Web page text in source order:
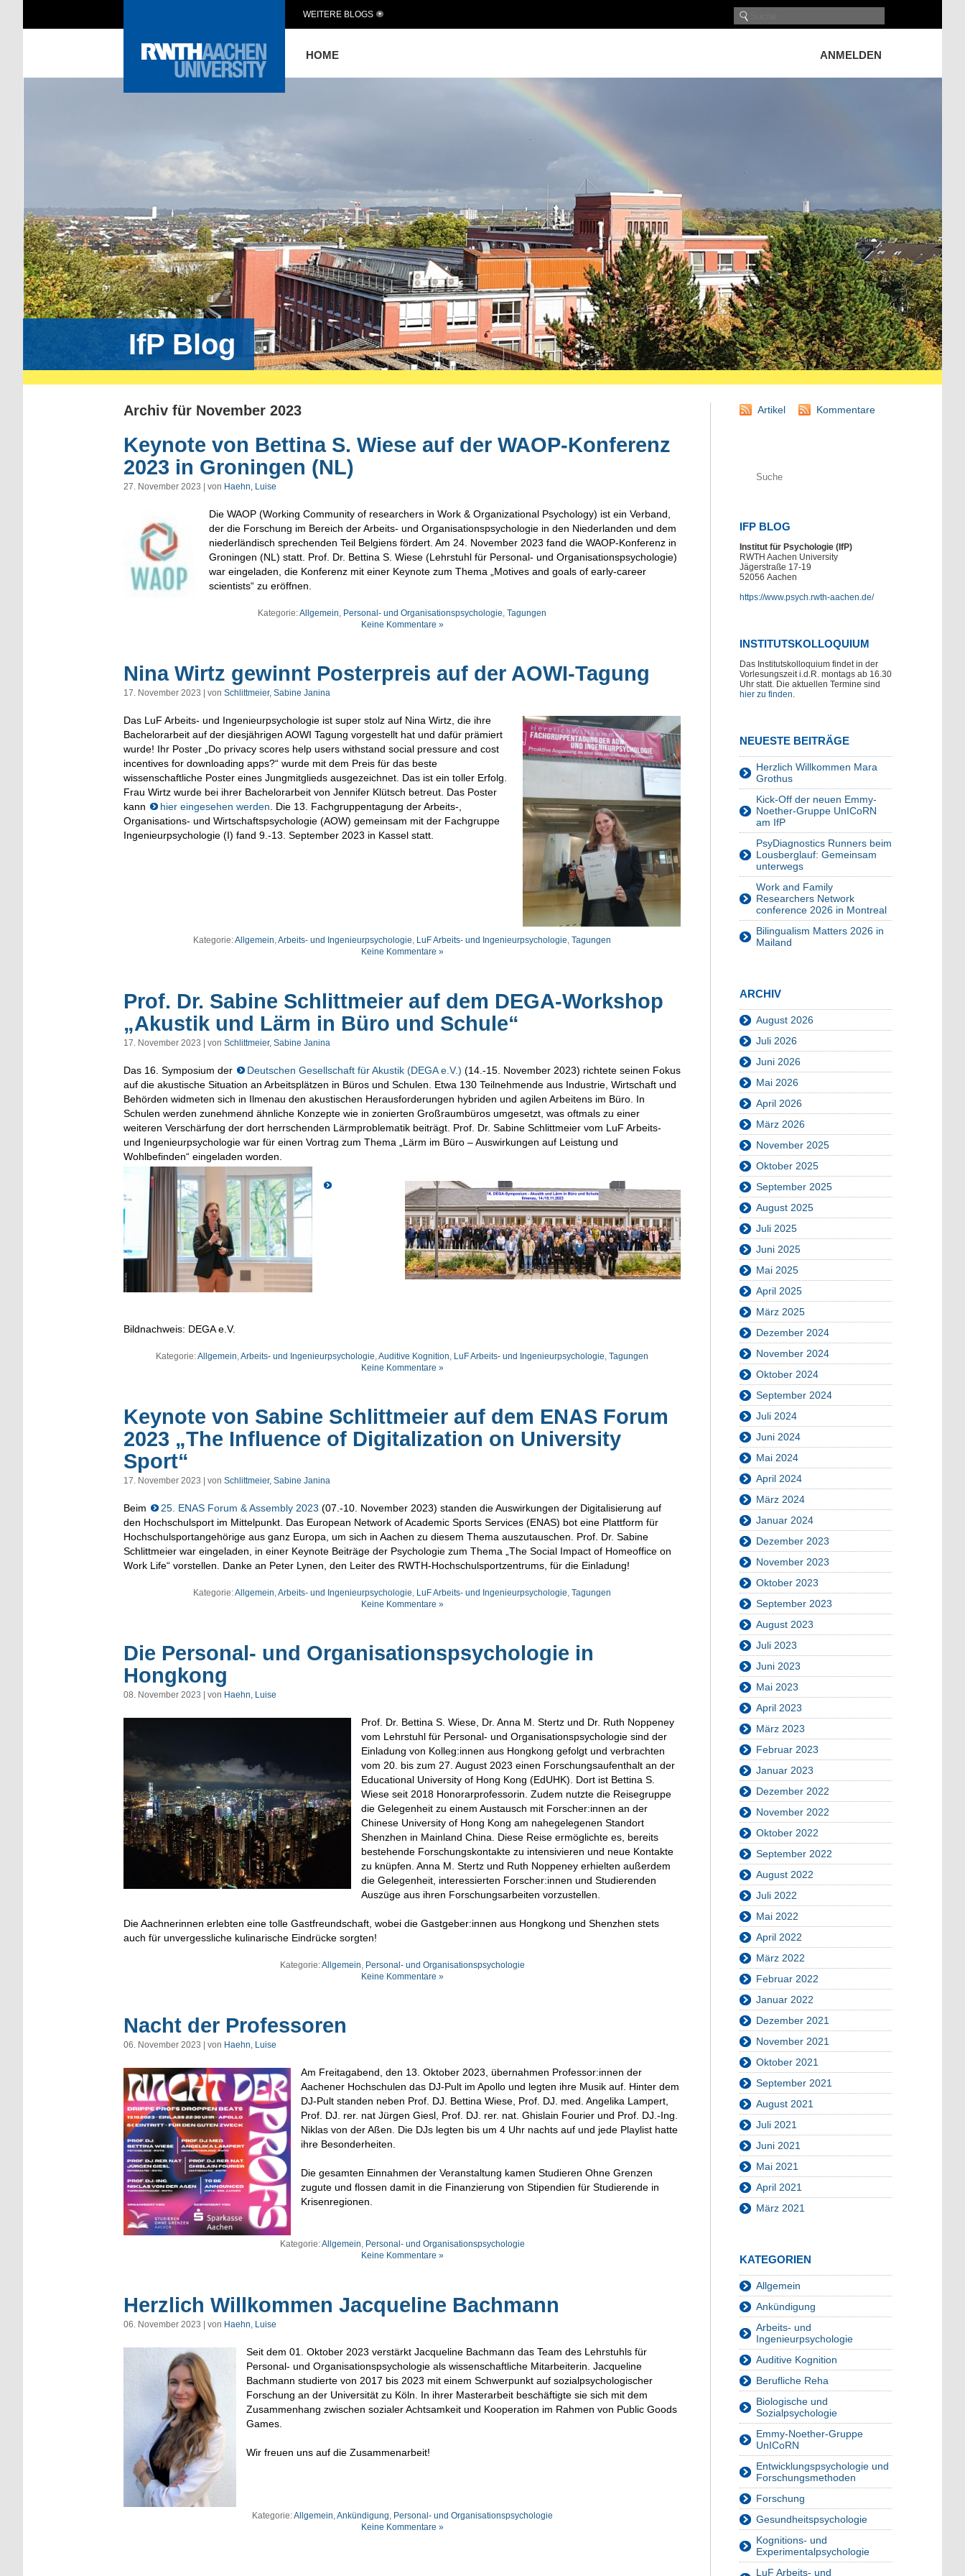
HOME ANMELDEN
WEITERE BLOGS
IfP Blog
Archiv für November 2023
Keynote von Bettina S. Wiese auf der WAOP-Konferenz
2023 in Groningen (NL)
27. November 2023 | von Haehn, Luise
Die WAOP (Working Community of researchers in Work & Organizational Psychology) ist ein Verband,
der die Forschung im Bereich der Arbeits- und Organisationspsychologie in den Niederlanden und dem
niederländisch sprechenden Teil Belgiens fördert. Am 24. November 2023 fand die WAOP-Konferenz in
Groningen (NL) statt. Prof. Dr. Bettina S. Wiese (Lehrstuhl für Personal- und Organisationspsychologie)
war eingeladen, die Konferenz mit einer Keynote zum Thema „Motives and goals of early-career
scientists“ zu eröffnen.
Kategorie:Allgemein, Personal- und Organisationspsychologie, Tagungen
Keine Kommentare »
Nina Wirtz gewinnt Posterpreis auf der AOWI-Tagung
17. November 2023 | von Schlittmeier, Sabine Janina
Das LuF Arbeits- und Ingenieurpsychologie ist super stolz auf Nina Wirtz, die ihre
Bachelorarbeit auf der diesjährigen AOWI Tagung vorgestellt hat und dafür prämiert
wurde! Ihr Poster „Do privacy scores help users withstand social pressure and cost
incentives for downloading apps?“ wurde mit dem Preis für das beste
wissenschaftliche Poster eines Jungmitglieds ausgezeichnet. Das ist ein toller Erfolg.
Frau Wirtz wurde bei ihrer Bachelorarbeit von Jennifer Klütsch betreut. Das Poster
kann
hier eingesehen werden. Die 13. Fachgruppentagung der Arbeits-,
Organisations- und Wirtschaftspsychologie (AOW) gemeinsam mit der Fachgruppe
Ingenieurpsychologie (I) fand 9.-13. September 2023 in Kassel statt.
Kategorie:Allgemein,Arbeits- und Ingenieurpsychologie, LuF Arbeits- und Ingenieurpsychologie, Tagungen
Keine Kommentare »
Prof. Dr. Sabine Schlittmeier auf dem DEGA-Workshop
„Akustik und Lärm in Büro und Schule“
17. November 2023 | von Schlittmeier, Sabine Janina
Das 16. Symposium der Deutschen Gesellschaft für Akustik (DEGA e.V.) (14.-15. November 2023) richtete seinen Fokus
auf die akustische Situation an Arbeitsplätzen in Büros und Schulen. Etwa 130 Teilnehmende aus Industrie, Wirtschaft und
Behörden widmeten sich in Ilmenau den akustischen Herausforderungen hybriden und agilen Arbeitens im Büro. In
Schulen werden zunehmend ähnliche Konzepte wie in zonierten Großraumbüros umgesetzt, was oftmals zu einer
weiteren Verschärfung der dort herrschenden Lärmproblematik beiträgt. Prof. Dr. Sabine Schlittmeier vom LuF Arbeits-
und Ingenieurpsychologie war für einen Vortrag zum Thema „Lärm im Büro – Auswirkungen auf Leistung und
Wohlbefinden“ eingeladen worden.
Bildnachweis: DEGA e.V.
Kategorie:Allgemein Arbeits- und Ingenieurpsychologie Auditive Kognition LuF Arbeits- und Ingenieurpsychologie Tagungen
Keine Kommentare »
Keynote von Sabine Schlittmeier auf dem ENAS Forum
2023 „The Influence of Digitalization on University
Sport“
17. November 2023 | von Schlittmeier, Sabine Janina
Beim 25. ENAS Forum & Assembly 2023 (07.-10. November 2023) standen die Auswirkungen der Digitalisierung auf
den Hochschulsport im Mittelpunkt. Das European Network of Academic Sports Services (ENAS) bot eine Plattform für
Hochschulsportangehörige aus ganz Europa, um sich in Aachen zu diesem Thema auszutauschen. Prof. Dr. Sabine
Schlittmeier war eingeladen, in einer Keynote Beiträge der Psychologie zum Thema „The Social Impact of Homeoffice on
Work Life“ vorstellen. Danke an Peter Lynen, den Leiter des RWTH-Hochschulsportzentrums, für die Einladung!
Kategorie:Allgemein Arbeits- und Ingenieurpsychologie LuF Arbeits- und Ingenieurpsychologie Tagungen
Keine Kommentare »
Die Personal- und Organisationspsychologie in
Hongkong
08. November 2023 | von Haehn, Luise
Prof. Dr. Bettina S. Wiese, Dr. Anna M. Stertz und Dr. Ruth Noppeney
vom Lehrstuhl für Personal- und Organisationspsychologie sind der
Einladung von Kolleg:innen aus Hongkong gefolgt und verbrachten
vom 20. bis zum 27. August 2023 einen Forschungsaufenthalt an der
Educational University of Hong Kong (EdUHK). Dort ist Bettina S.
Wiese seit 2018 Honorarprofessorin. Zudem nutzte die Reisegruppe
die Gelegenheit zu einem Austausch mit Forscher:innen an der
Chinese University of Hong Kong am nahegelegenen Standort
Shenzhen in Mainland China. Diese Reise ermöglichte es, bereits
bestehende Forschungskontakte zu intensivieren und neue Kontakte
zu knüpfen. Anna M. Stertz und Ruth Noppeney erhielten außerdem
die Gelegenheit, interessierten Forscher:innen und Studierenden
Auszüge aus ihren Forschungsarbeiten vorzustellen.
Die Aachnerinnen erlebten eine tolle Gastfreundschaft, wobei die Gastgeber:innen aus Hongkong und Shenzhen stets
auch für unvergessliche kulinarische Eindrücke sorgten!
Kategorie:Allgemein, Personal- und Organisationspsychologie
Keine Kommentare »
Nacht der Professoren
06. November 2023 | von Haehn, Luise
Am Freitagabend, den 13. Oktober 2023, übernahmen Professor:innen der
Aachener Hochschulen das DJ-Pult im Apollo und legten ihre Musik auf. Hinter dem
DJ-Pult standen neben Prof. DJ. Bettina Wiese, Prof. DJ. med. Angelika Lampert,
Prof. DJ. rer. nat Jürgen Giesl, Prof. DJ. rer. nat. Ghislain Fourier und Prof. DJ.-Ing.
Niklas von der Aßen. Die DJs legten bis um 4 Uhr nachts auf und jede Playlist hatte
ihre Besonderheiten.
Die gesamten Einnahmen der Veranstaltung kamen Studieren Ohne Grenzen
zugute und flossen damit in die Finanzierung von Stipendien für Studierende in
Krisenregionen.
Kategorie:Allgemein, Personal- und Organisationspsychologie
Keine Kommentare »
Herzlich Willkommen Jacqueline Bachmann
06. November 2023 | von Haehn, Luise
Seit dem 01. Oktober 2023 verstärkt Jacqueline Bachmann das Team des Lehrstuhls für
Personal- und Organisationspsychologie als wissenschaftliche Mitarbeiterin. Jacqueline
Bachmann studierte von 2017 bis 2023 mit einem Schwerpunkt auf sozialpsychologischer
Forschung an der Universität zu Köln. In ihrer Masterarbeit beschäftigte sie sich mit dem
Zusammenhang zwischen sozialer Achtsamkeit und Kooperation im Rahmen von Public Goods
Games.
Wir freuen uns auf die Zusammenarbeit!
Kategorie:Allgemein Ankündigung Personal- und Organisationspsychologie
Keine Kommentare »
Artikel Kommentare
IFP BLOG
Institut für Psychologie (IfP)
RWTH Aachen University
Jägerstraße 17-19
52056 Aachen
https://www.psych.rwth-aachen.de/
INSTITUTSKOLLOQUIUM
Das Institutskolloquium findet in der
Vorlesungszeit i.d.R. montags ab 16.30
Uhr statt. Die aktuellen Termine sind
hier zu finden.
NEUESTE BEITRÄGE
Herzlich Willkommen Mara
Grothus
Kick-Off der neuen Emmy-
Noether-Gruppe UnICoRN
am IfP
PsyDiagnostics Runners beim
Lousberglauf: Gemeinsam
unterwegs
Work and Family
Researchers Network
conference 2026 in Montreal
Bilingualism Matters 2026 in
Mailand
ARCHIV
August 2026
Juli 2026
Juni 2026
Mai 2026
April 2026
März 2026
November 2025
Oktober 2025
September 2025
August 2025
Juli 2025
Juni 2025
Mai 2025
April 2025
März 2025
Dezember 2024
November 2024
Oktober 2024
September 2024
Juli 2024
Juni 2024
Mai 2024
April 2024
März 2024
Januar 2024
Dezember 2023
November 2023
Oktober 2023
September 2023
August 2023
Juli 2023
Juni 2023
Mai 2023
April 2023
März 2023
Februar 2023
Januar 2023
Dezember 2022
November 2022
Oktober 2022
September 2022
August 2022
Juli 2022
Mai 2022
April 2022
März 2022
Februar 2022
Januar 2022
Dezember 2021
November 2021
Oktober 2021
September 2021
August 2021
Juli 2021
Juni 2021
Mai 2021
April 2021
März 2021
KATEGORIEN
Allgemein
Ankündigung
Arbeits- und
Ingenieurpsychologie
Auditive Kognition
Berufliche Reha
Biologische und
Sozialpsychologie
Emmy-Noether-Gruppe
UnICoRN
Entwicklungspsychologie und
Forschungsmethoden
Forschung
Gesundheitspsychologie
Kognitions- und
Experimentalpsychologie
LuF Arbeits- und